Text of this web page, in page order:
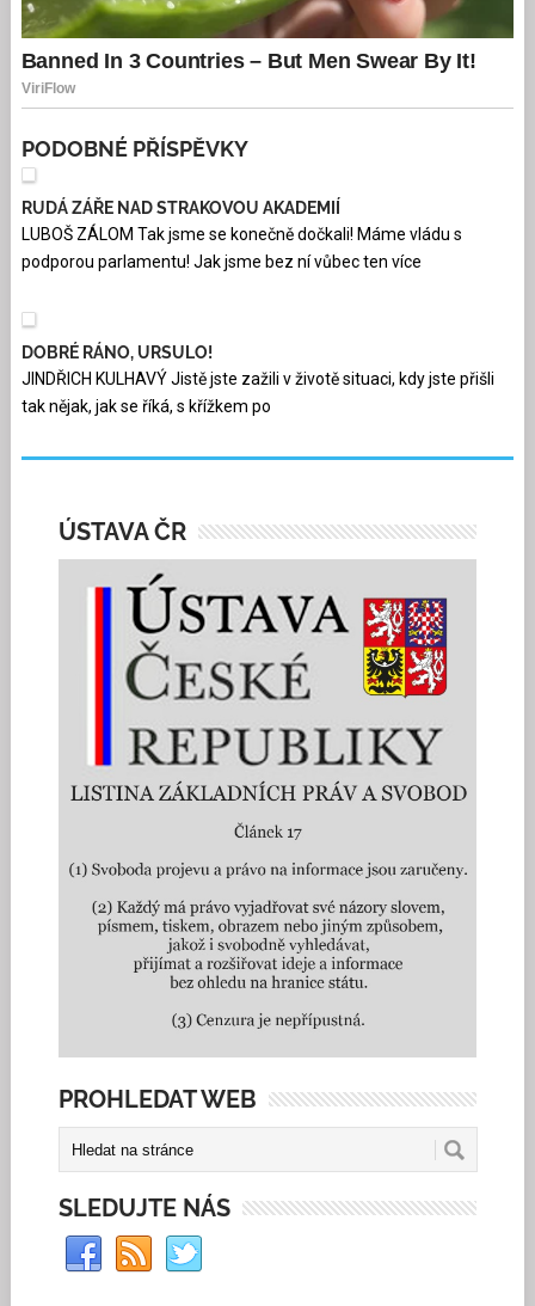
PODOBNÉ PŘÍSPĚVKY
RUDÁ ZÁŘE NAD STRAKOVOU AKADEMIÍ
LUBOŠ ZÁLOM Tak jsme se konečně dočkali! Máme vládu s
podporou parlamentu! Jak jsme bez ní vůbec ten více
DOBRÉ RÁNO, URSULO!
JINDŘICH KULHAVÝ Jistě jste zažili v životě situaci, kdy jste přišli
tak nějak, jak se říká, s křížkem po
ÚSTAVA ČR
PROHLEDAT WEB
SLEDUJTE NÁS